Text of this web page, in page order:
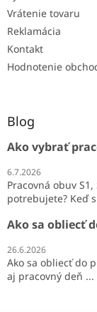
Vrátenie tovaru
Reklamácia
Kontakt
Hodnotenie
Blog
Ako vybrať
6.7.2026
Pracovná obuv
potrebujete? Keď
Ako sa obliecť
26.6.2026
Ako sa obliecť do
aj pracovný deň ...